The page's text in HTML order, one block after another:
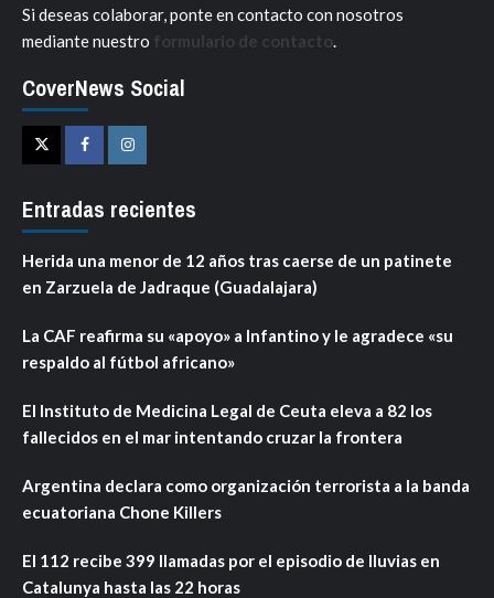
Si deseas colaborar, ponte en contacto con nosotros
mediante nuestro formulario de contacto.
CoverNews Social
TwitterFacebookInstagram
Entradas recientes
Herida una menor de 12 años tras caerse de un patinete
en Zarzuela de Jadraque (Guadalajara)
La CAF reafirma su «apoyo» a Infantino y le agradece «su
respaldo al fútbol africano»
El Instituto de Medicina Legal de Ceuta eleva a 82 los
fallecidos en el mar intentando cruzar la frontera
Argentina declara como organización terrorista a la banda
ecuatoriana Chone Killers
El 112 recibe 399 llamadas por el episodio de lluvias en
Catalunya hasta las 22 horas